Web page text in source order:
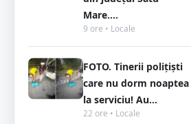
Mare....
9 ore • Locale
FOTO. Tinerii polițiști
care nu dorm noaptea
la serviciu! Au...
22 ore • Locale